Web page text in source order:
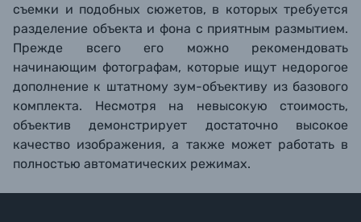
съемки и подобных сюжетов, в которых требуется
разделение объекта и фона с приятным размытием.
Прежде всего его можно рекомендовать
начинающим фотографам, которые ищут недорогое
дополнение к штатному зум-объективу из базового
комплекта. Несмотря на невысокую стоимость,
объектив демонстрирует достаточно высокое
качество изображения, а также может работать в
полностью автоматических режимах.